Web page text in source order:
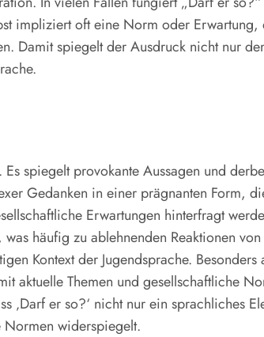
impliziert oft eine Norm oder
Damit spiegelt der Ausdruck nicht nur
Es spiegelt provokante Aussagen und
Gedanken in einer prägnanten Form,
Erwartungen hinterfragt
häufig zu ablehnenden Reaktionen
Kontext der Jugendsprache.
aktuelle Themen und gesellschaftliche
er so?‘ nicht nur ein sprachliches
Normen widerspiegelt.